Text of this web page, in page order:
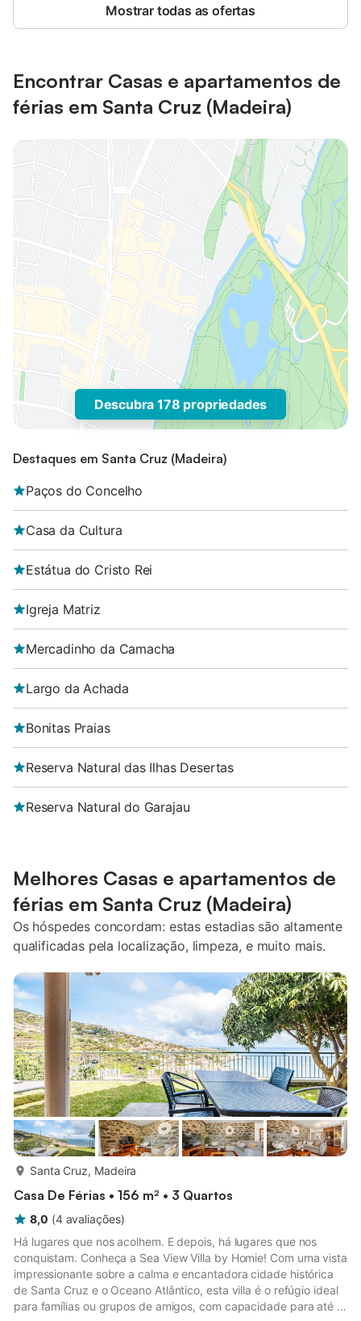
Mostrar todas as ofertas
Encontrar Casas e apartamentos de
férias em Santa Cruz (Madeira)
Descubra 178 propriedades
Destaques em Santa Cruz (Madeira)
Paços do Concelho
Casa da Cultura
Estátua do Cristo Rei
Igreja Matriz
Mercadinho da Camacha
Largo da Achada
Bonitas Praias
Reserva Natural das Ilhas Desertas
Reserva Natural do Garajau
Melhores Casas e apartamentos de
férias em Santa Cruz (Madeira)
Os hóspedes concordam: estas estadias são altamente
qualificadas pela localização, limpeza, e muito mais.
Santa Cruz, Madeira
Casa De Férias • 156 m² • 3 Quartos
8,0 (4 avaliações)
Há lugares que nos acolhem. E depois, há lugares que nos
conquistam. Conheça a Sea View Villa by Homie! Com uma vista
impressionante sobre a calma e encantadora cidade histórica
de Santa Cruz e o Oceano Atlântico, esta villa é o refúgio ideal
para famílias ou grupos de amigos, com capacidade para até 6